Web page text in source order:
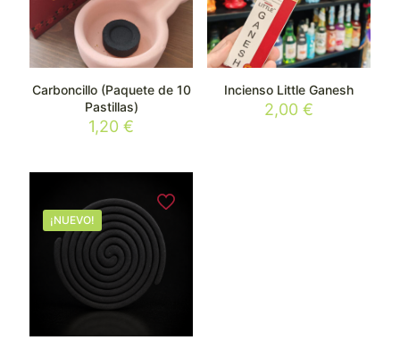
Carboncillo (Paquete de 10
Pastillas)
1,20€
Incienso Little Ganesh
2,00 €
¡NUEVO!